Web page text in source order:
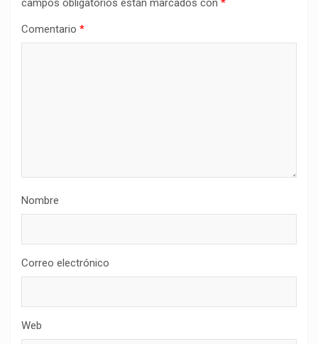
campos obligatorios están marcados con *
Comentario *
Nombre
Correo electrónico
Web